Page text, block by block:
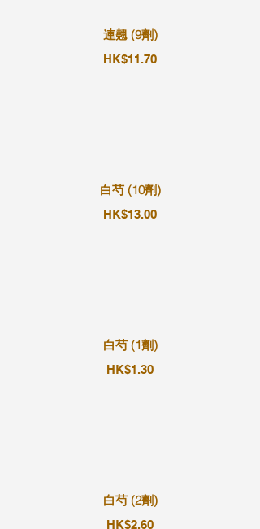
連翹 (9劑)
HK$11.70
白芍 (10劑)
HK$13.00
白芍 (1劑)
HK$1.30
白芍 (2劑)
HK$2.60